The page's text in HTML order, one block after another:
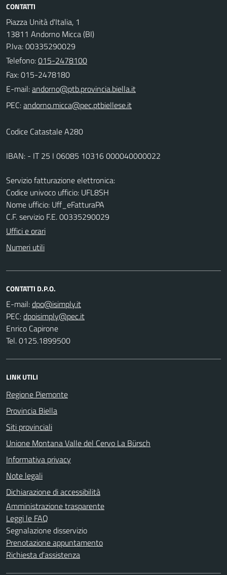
CONTATTI
Piazza Unità d'Italia, 1
13811 Andorno Micca (BI)
P.Iva: 00335290029
Telefono:015-2478100
Fax: 015-2478180
E-mail:
PEC:
Codice Catastale A280
IBAN: - IT 25 I 06085 10316 000040000022
Servizio fatturazione elettronica:
Codice univoco ufficio: UFL8SH
Nome ufficio: Uff_eFatturaPA
C.F. servizio F.E. 00335290029
Uffici e orari
Numeri utili
CONTATTI D.P.O.
E-mail:
PEC:
Enrico Capirone
Tel. 0125.1899500
LINK UTILI
Regione Piemonte
Provincia Biella
Siti provinciali
Unione Montana Valle del Cervo La Bürsch
Informativa privacy
Note legali
Dichiarazione di accessibilità
Amministrazione trasparente
Leggi le FAQ
Segnalazione disservizio
Prenotazione appuntamento
Richiesta d'assistenza